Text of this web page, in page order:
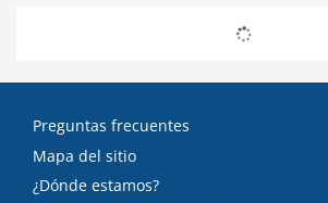
Preguntas frecuentes
Mapa del sitio
¿Dónde estamos?